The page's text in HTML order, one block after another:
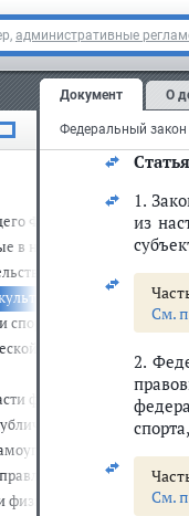
административные
Федерального закона
в настоящем
о физической
и спорте
в РФ
культуры и спорта
физической культуры
власти
в области
в области
культуры и
Документ О
11)
а
См.
1.
из
См.
2.
См.